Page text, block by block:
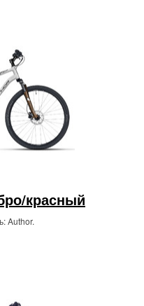
красный
Author.